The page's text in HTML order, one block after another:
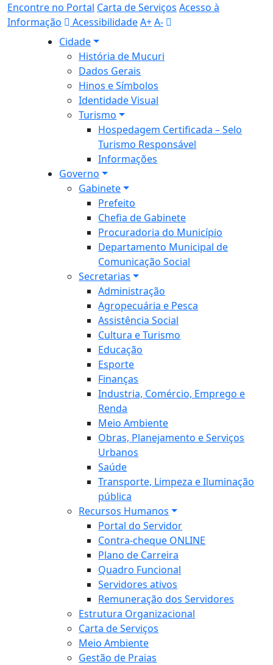
Encontre no Portal Carta de Serviços Acesso à
Informação
AcessibilidadeA+A-
Cidade
História de Mucuri
Dados Gerais
Hinos e Símbolos
Identidade Visual
Turismo
Hospedagem Certificada – Selo
Turismo Responsável
Informações
Governo
Gabinete
Prefeito
Chefia de Gabinete
Procuradoria do Município
Departamento Municipal de
Comunicação Social
Secretarias
Administração
Agropecuária e Pesca
Assistência Social
Cultura e Turismo
Educação
Esporte
Finanças
Industria, Comércio, Emprego e
Renda
Meio Ambiente
Obras, Planejamento e Serviços
Urbanos
Saúde
Transporte, Limpeza e Iluminação
pública
Recursos Humanos
Portal do Servidor
Contra-cheque ONLINE
Plano de Carreira
Quadro Funcional
Servidores ativos
Remuneração dos Servidores
Estrutura Organizacional
Carta de Serviços
Meio Ambiente
Gestão de Praias